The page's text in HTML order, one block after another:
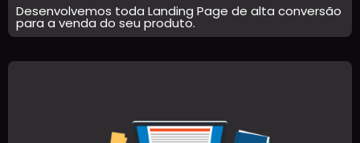
Desenvolvemos toda Landing Page de alta conversão
para a venda do seu produto.